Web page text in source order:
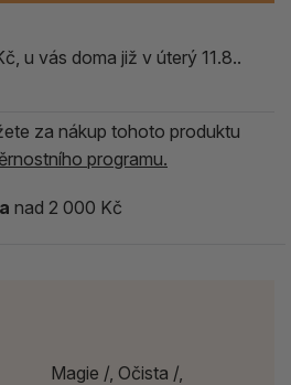
u vás doma již v úterý 11.8..
za nákup tohoto produktu
programu.
nad 2 000 Kč
Magie /, Očista /,